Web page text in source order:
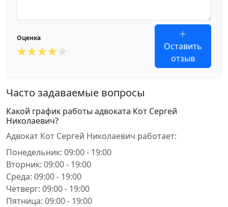
Оценка
Оставить
отзыв
Часто задаваемые вопросы
Какой график работы адвоката Кот Сергей
Николаевич?
Адвокат Кот Сергей Николаевич работает:
Понедельник: 09:00 - 19:00
Вторник: 09:00 - 19:00
Среда: 09:00 - 19:00
Четверг: 09:00 - 19:00
Пятница: 09:00 - 19:00